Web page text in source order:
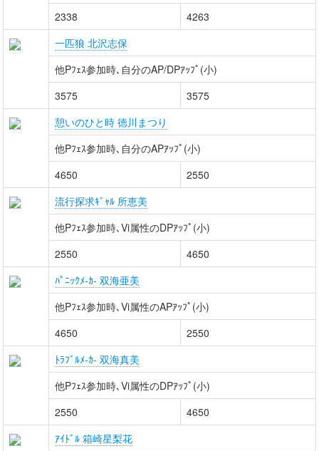
2338
4263
一匹狼 北沢志保
他Pﾌｪｽ参加時､自分のAP/DPｱｯﾌﾟ(小)
3575
3575
憩いのひと時 徳川まつり
他Pﾌｪｽ参加時､自分のAPｱｯﾌﾟ(小)
4650
2550
流行探求ｷﾞｬﾙ 所恵美
他Pﾌｪｽ参加時､Vi属性のDPｱｯﾌﾟ(小)
2550
4650
ﾊﾟﾆｯｸﾒ-ｶ- 双海亜美
他Pﾌｪｽ参加時､Vi属性のAPｱｯﾌﾟ(小)
4650
2550
ﾄﾗﾌﾞﾙﾒ-ｶ- 双海真美
他Pﾌｪｽ参加時､Vi属性のDPｱｯﾌﾟ(小)
2550
4650
ｱｲﾄﾞﾙ 箱崎星梨花